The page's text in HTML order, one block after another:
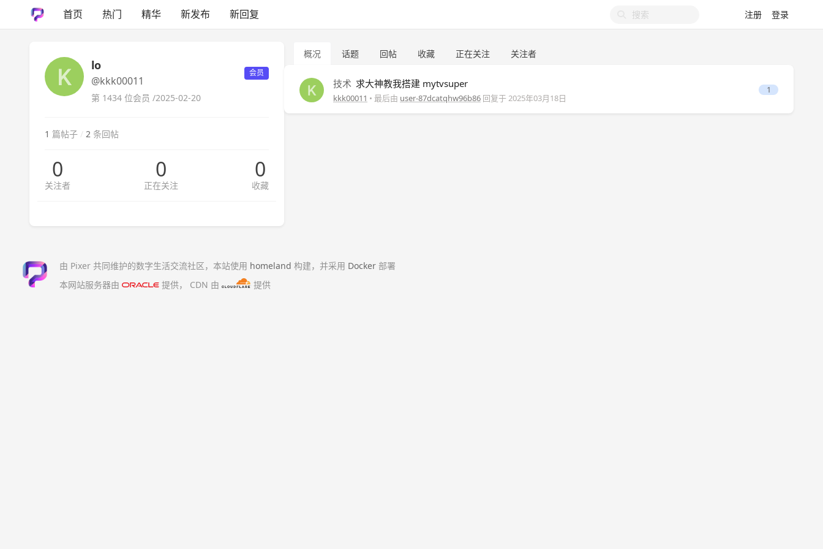
首页 热门 精华 新发布 新回复 注册 登录
lo
@kkk00011
会员
第 1434 位会员 /2025-02-20
1 篇帖子 / 2 条回帖
0
关注者
0
正在关注
0
收藏
概况 话题 回帖 收藏 正在关注 关注者
技术 求大神教我搭建 mytvsuper
kkk00011 • 最后由 user-87dcatqhw96b86 回复于2025年03月18日
1
由 Pixer 共同维护的数字生活交流社区，本站使用 homeland 构建，并采用 Docker 部署
本网站服务器由
提供， CDN 由 提供